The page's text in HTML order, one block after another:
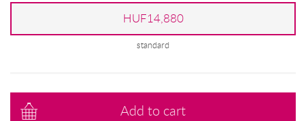
HUF14,880
standard
Add to cart